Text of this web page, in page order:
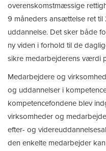
overenskomstmæssige
9 måneders ansættelse ret til
uddannelse. Det sker både
ny viden i forhold til de
sikre medarbejderens værdi
Medarbejdere og
og uddannelser i
kompetencefondene blev
virksomheder og
efter- og
den enkelte medarbejder